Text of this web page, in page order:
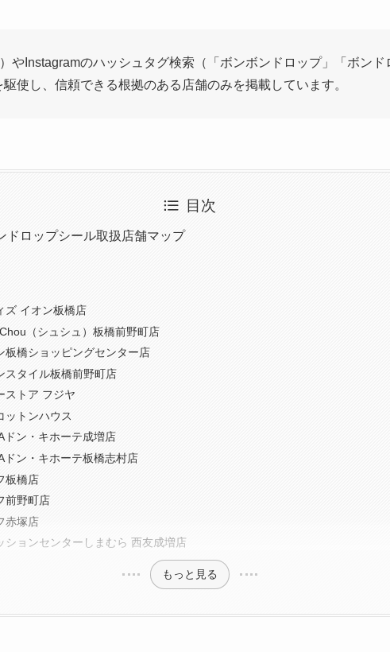
やInstagramのハッシュタグ検索（「ボンボンドロップ」「ボンド
使し、信頼できる根拠のある店舗のみを掲載しています。
目次
ドロップシール取扱店舗マップ
ズ イオン板橋店
（シュシュ）板橋前野町店
板橋ショッピングセンター店
スタイル板橋前野町店
ストア フジヤ
ットンハウス
ドン・キホーテ成増店
ドン・キホーテ板橋志村店
板橋店
前野町店
赤塚店
ションセンターしまむら 西友成増店
もっと見る